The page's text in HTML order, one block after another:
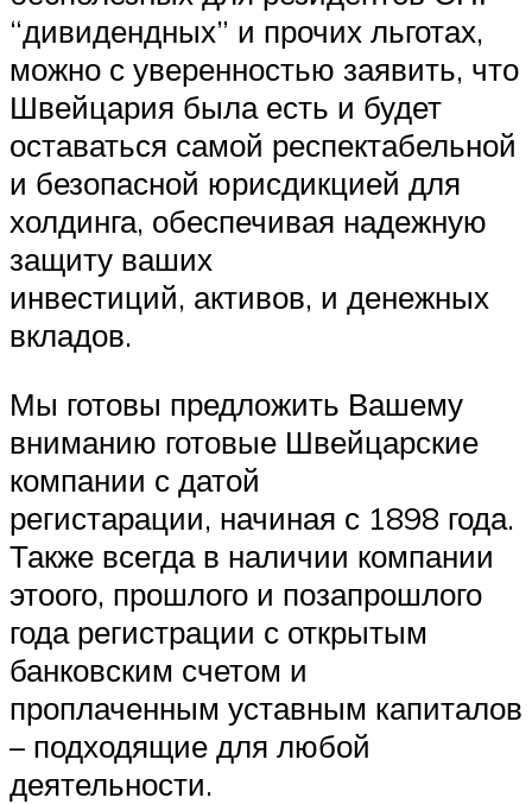
“дивидендных” и прочих льготах,
можно с уверенностью заявить, что
Швейцария была есть и будет
оставаться самой респектабельной
и безопасной юрисдикцией для
холдинга, обеспечивая надежную
защиту ваших
инвестиций, активов, и денежных
вкладов.
Мы готовы предложить Вашему
вниманию готовые Швейцарские
компании с датой
регистарации, начиная с 1898 года.
Также всегда в наличии компании
этоого, прошлого и позапрошлого
года регистрации с открытым
банковским счетом и
проплаченным уставным капиталов
– подходящие для любой
деятельности.